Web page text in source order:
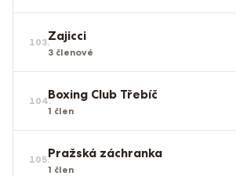
103.Zajicci
3 členové
104.Boxing Club Třebíč
1 člen
105.Pražská záchranka
1 člen